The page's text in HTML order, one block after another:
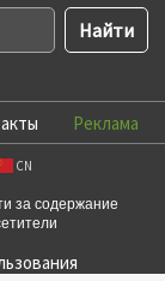
Реклама
CN
за содержание